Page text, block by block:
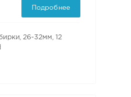
Подробнее
26-32мм, 12